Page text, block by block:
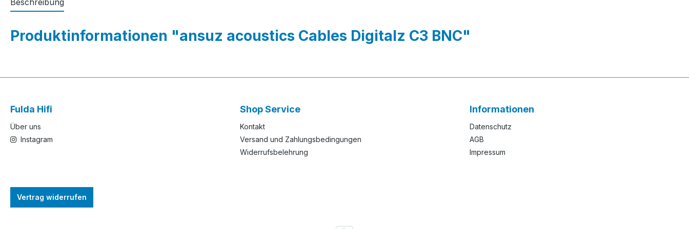
Beschreibung
Produktinformationen "ansuz acoustics Cables Digitalz C3 BNC"
Fulda Hifi
Über uns
Instagram
Shop Service
Kontakt
Versand und Zahlungsbedingungen
Widerrufsbelehrung
Informationen
Datenschutz
AGB
Impressum
Vertrag widerrufen